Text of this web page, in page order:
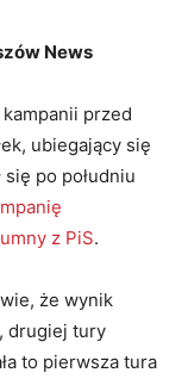
News
przed
ubiegający się
po południu
z PiS.
że wynik
drugiej tury
to pierwsza tura